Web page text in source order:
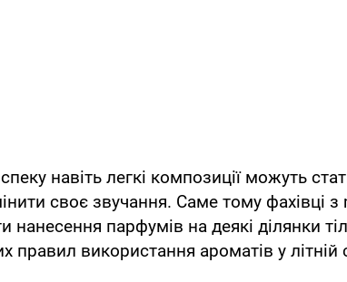
навіть легкі композиції можуть
своє звучання. Саме тому фахівці
нанесення парфумів на деякі ділянки
правил використання ароматів у літній